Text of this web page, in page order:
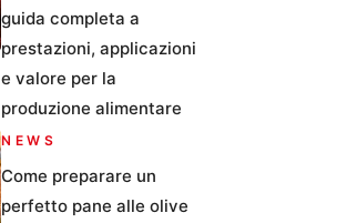
guida completa a
prestazioni, applicazioni
e valore per la
produzione alimentare
NEWS
Come preparare un
perfetto pane alle olive